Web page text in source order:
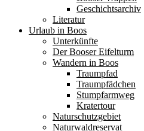
Geschichtsarchiv
Literatur
Urlaub in Boos
Unterkünfte
Der Booser Eifelturm
Wandern in Boos
Traumpfad
Traumpfädchen
Stumpfarmweg
Kratertour
Naturschutzgebiet
Naturwaldreservat